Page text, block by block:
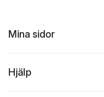
Mina sidor
Hjälp